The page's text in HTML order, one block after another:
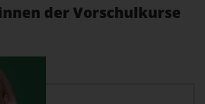
der Vorschulkurse